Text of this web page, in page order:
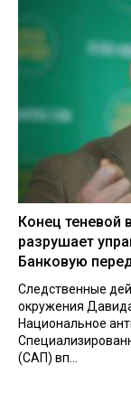
Конец теневой
разрушает
Банковую
Следственные
окружения
Национальное
(САП) вп...